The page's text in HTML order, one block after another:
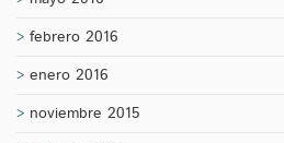
febrero 2016
enero 2016
noviembre 2015